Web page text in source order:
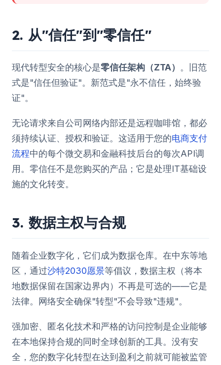
2. 从"信任"到"零信任"
现代转型安全的核心是零信任架构（ZTA） 。旧范
式是"信任但验证"。新范式是"永不信任，始终验
证"。
无论请求来自公司网络内部还是远程咖啡馆，都必
须持续认证、授权和验证。这适用于您的电商支付
流程中的每个微交易和金融科技后台的每次API调
用。零信任不是您购买的产品；它是处理IT基础设
施的文化转变。
3. 数据主权与合规
随着企业数字化，它们成为数据仓库。在中东等地
区，通过沙特2030愿景等倡议，数据主权（将本
地数据保留在国家边界内）不再是可选的——它是
法律。网络安全确保"转型"不会导致"违规"。
强加密、匿名化技术和严格的访问控制是企业能够
在本地保持合规的同时全球创新的工具。没有安
全，您的数字化转型在达到盈利之前就可能被监管